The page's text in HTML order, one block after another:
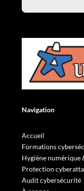
Navigation
Accueil
Formations
Hygiène numérique
Protection
Audit cybersécurité